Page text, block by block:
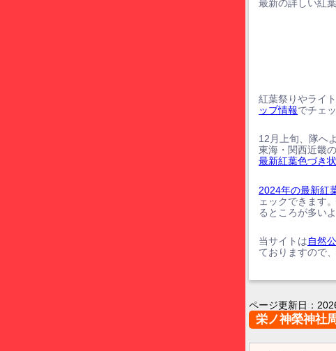
最新の詳しい紅
紅葉祭りやライ
ップ情報でチェ
12月上旬、隊へ
東海・関西近畿
最新紅葉色づき
2024年の最新紅
ェックできます
るところが多いよ
当サイトは自然
ておりますので
ページ更新日：
栄ノ神榮神社